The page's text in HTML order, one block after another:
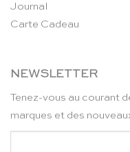
Journal
Carte Cadeau
NEWSLETTER
Tenez-vous au courant
marques et des